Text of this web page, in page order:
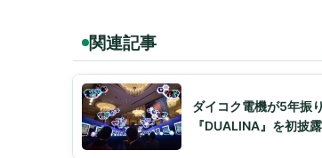
関連記事
ダイコク電機が5年振
『DUALINA』を初披露